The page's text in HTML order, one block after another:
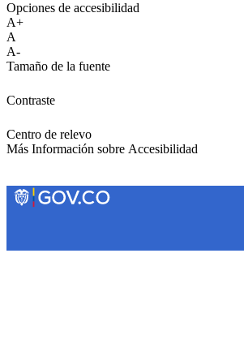
Opciones de accesibilidad
A+
A
A-
Tamaño de la fuente
Contraste
Centro de relevo
Más Información sobre Accesibilidad